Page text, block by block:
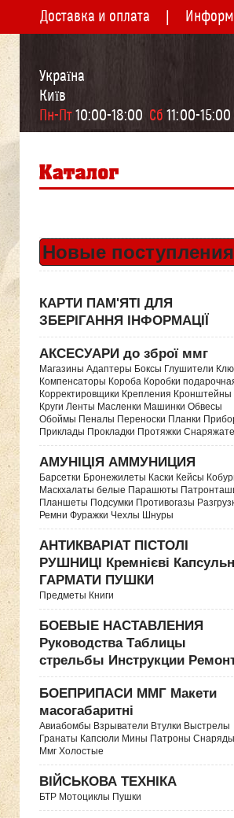
Доставка и оплата
Україна
Київ
Пн-Пт 10:00-18:00 Сб 11:00-15:00
Новые поступления
КАРТИ ПАМ'ЯТІ ДЛЯ
ЗБЕРІГАННЯ ІНФОРМАЦІЇ
АКСЕСУАРИ до зброї ммг
Магазины Адаптеры Боксы Глушители
Компенсаторы Короба Коробки
Корректировщики Крепления Кронштейны
Круги Ленты Масленки Машинки Обвесы
Обоймы Пеналы Переноски Планки
Приклады Прокладки Протяжки
АМУНІЦІЯ АММУНИЦИЯ
Барсетки Бронежилеты Каски Кейсы
Маскхалаты белые Парашюты
Планшеты Подсумки Противогазы
Ремни Фуражки Чехлы Шнуры
АНТИКВАРІАТ ПІСТОЛІ
РУШНИЦІ Кремнієві
ГАРМАТИ ПУШКИ
Предметы Книги
БОЕВЫЕ НАСТАВЛЕНИЯ
Руководства Таблицы
стрельбы Инструкции
БОЕПРИПАСИ ММГ Макети
масогабаритні
Авиабомбы Взрыватели Втулки Выстрелы
Гранаты Капсюли Мины Патроны Снаряды
Ммг Холостые
ВІЙСЬКОВА ТЕХНІКА
БТР Мотоциклы Пушки